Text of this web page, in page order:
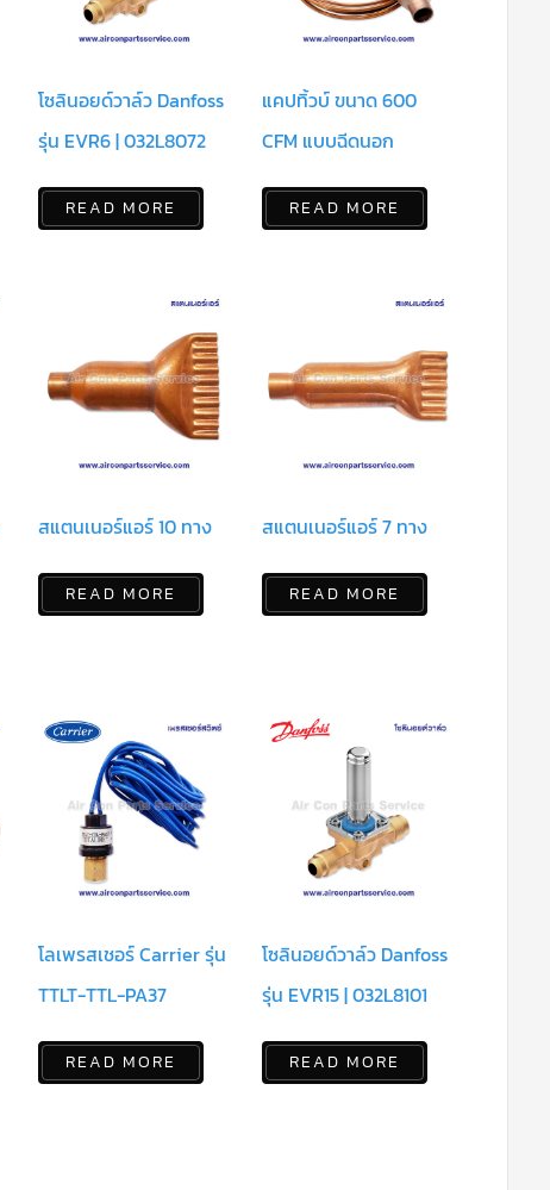
โซลินอยด์วาล์ว Danfoss
รุ่น EVR6 | 032L8072
READ MORE
แคปทิ้วบ์ ขนาด 600
CFM แบบฉีดนอก
READ MORE
สแตนเนอร์แอร์ 10 ทาง
READ MORE
สแตนเนอร์แอร์ 7 ทาง
READ MORE
โลเพรสเชอร์ Carrier รุ่น
TTLT-TTL-PA37
READ MORE
โซลินอยด์วาล์ว Danfoss
รุ่น EVR15 | 032L8101
READ MORE